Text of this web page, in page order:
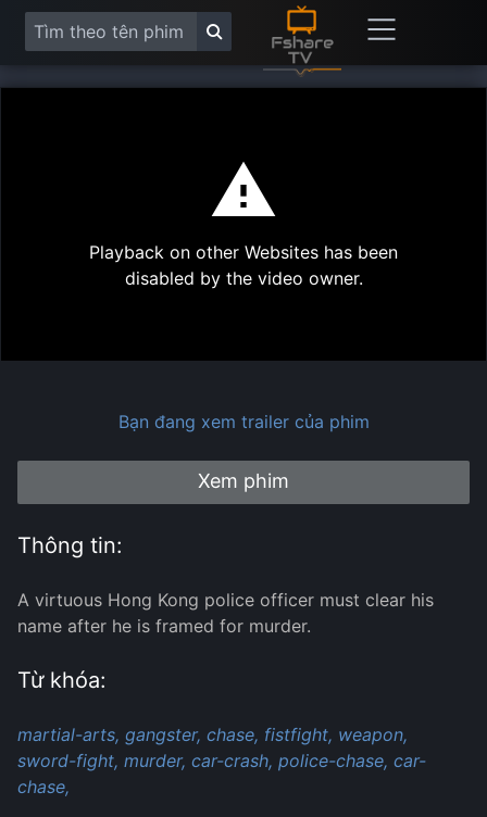
Play
Playback on other Websites has been
disabled by the video owner.
Bạn đang xem trailer của phim
Xem phim
Thông tin:
A virtuous Hong Kong police officer must clear his
name after he is framed for murder.
Từ khóa:
martial-arts, gangster, chase, fistfight, weapon,
sword-fight, murder, car-crash, police-chase, car-
chase,